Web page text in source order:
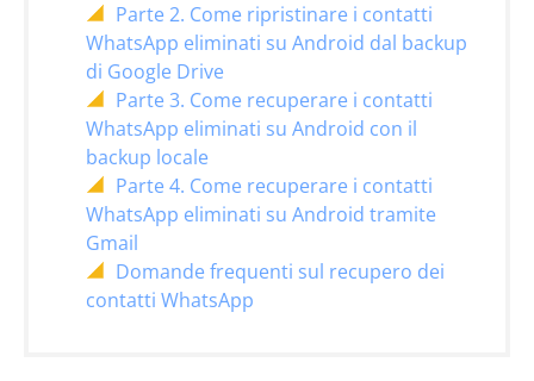
Parte 2. Come ripristinare i contatti
WhatsApp eliminati su Android dal backup
di Google Drive
Parte 3. Come recuperare i contatti
WhatsApp eliminati su Android con il
backup locale
Parte 4. Come recuperare i contatti
WhatsApp eliminati su Android tramite
Gmail
Domande frequenti sul recupero dei
contatti WhatsApp